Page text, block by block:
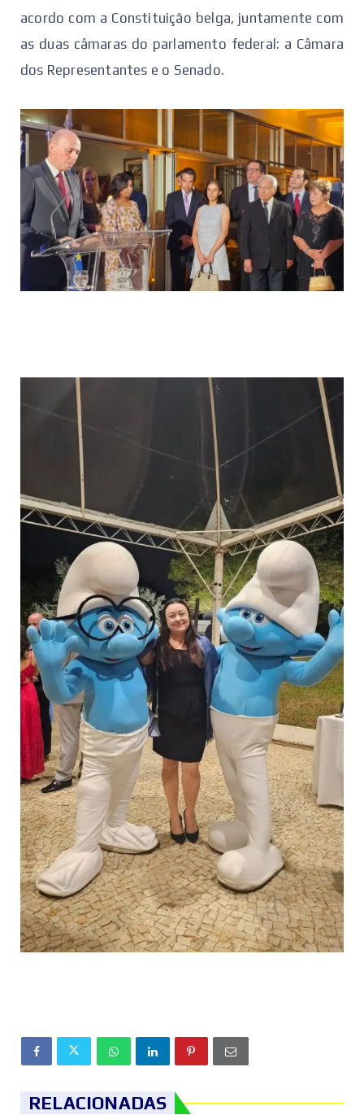
acordo com a Constituição belga, juntamente com
as duas câmaras do parlamento federal: a Câmara
dos Representantes e o Senado.
RELACIONADAS